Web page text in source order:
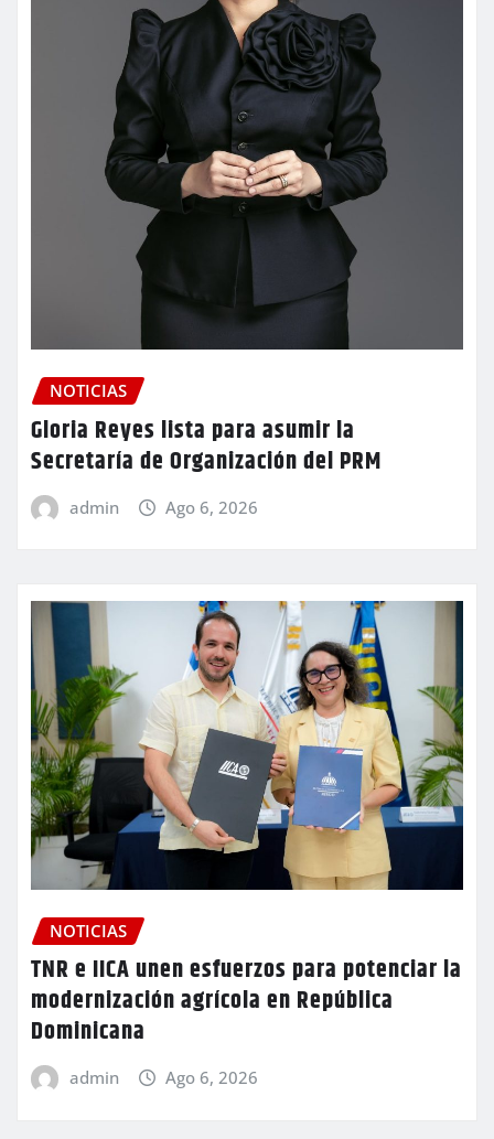
NOTICIAS
Gloria Reyes lista para asumir la
Secretaría de Organización del PRM
admin Ago 6, 2026
NOTICIAS
TNR e IICA unen esfuerzos para potenciar la
modernización agrícola en República
Dominicana
admin Ago 6, 2026